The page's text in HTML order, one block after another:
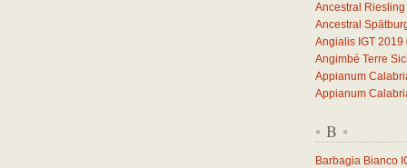
Ancestral
Ancestral
Angialis IGT 2019
Angimbé Terre
Appianum
Appianum
* B *
Barbagia Bianco